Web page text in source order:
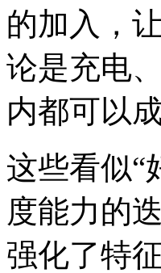
的加入，
论是充电
内都可以
这些看似“
度能力的
强化了特